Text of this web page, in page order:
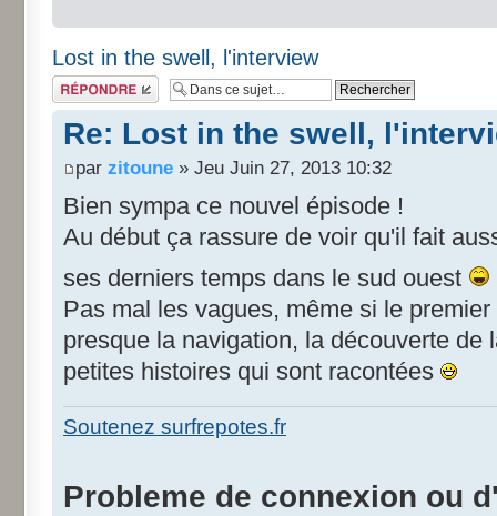
Lost in the swell, l'interview
Répondre
Re: Lost in the swell,
par zitoune » Jeu Juin 27, 2013 10:32
Bien sympa ce nouvel épisode !
Au début ça rassure de voir qu'il fait
ses derniers temps dans le sud ouest
Pas mal les vagues, même si le
presque la navigation, la découverte de
petites histoires qui sont racontées
Soutenez surfrepotes.fr
Probleme de connexion ou